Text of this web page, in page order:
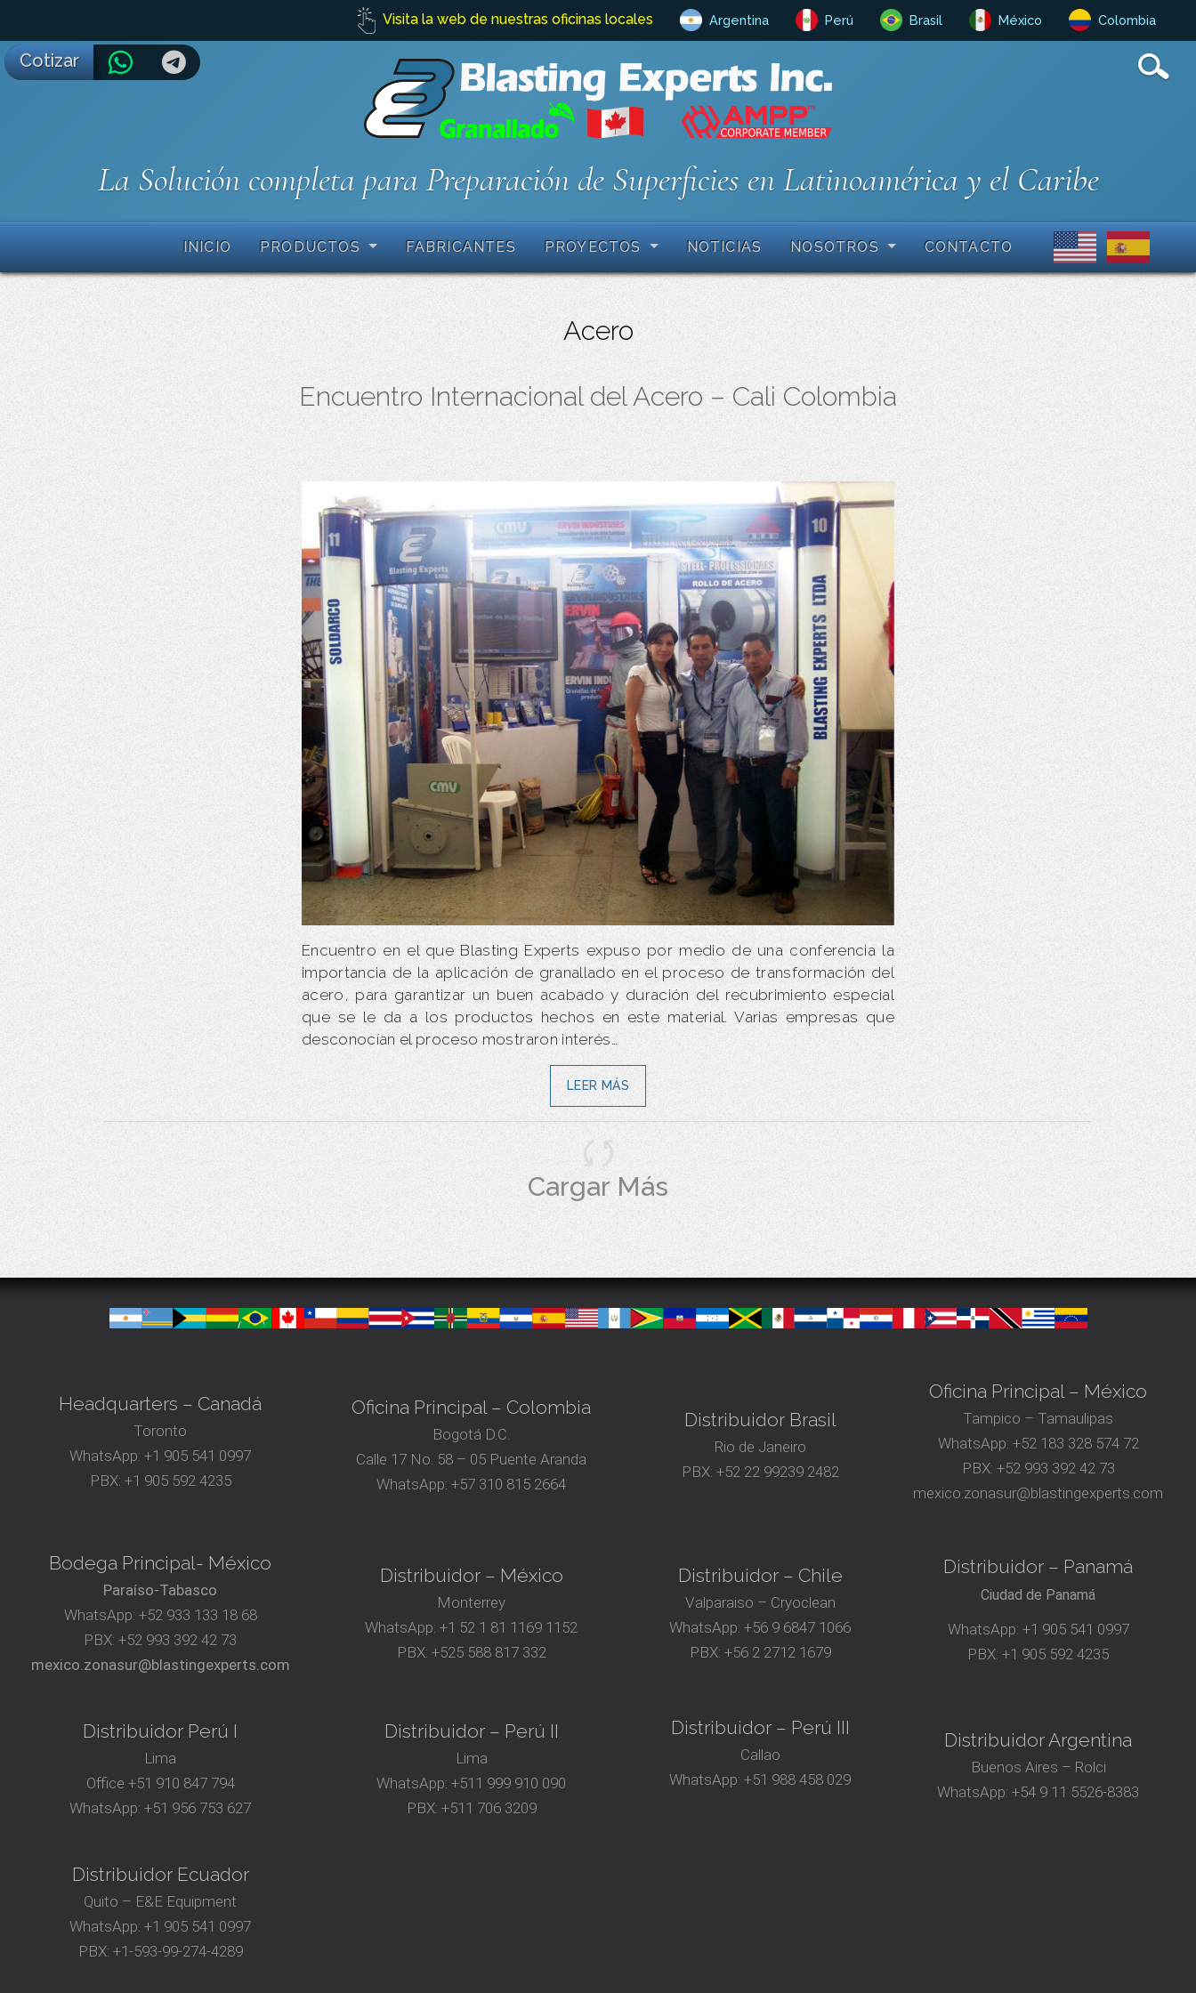
Visita la web de nuestras oficinas locales Argentina Perú Brasil México Colombia
La Solución completa para Preparación de Superficies en Latinoamérica y el Caribe
INICIO PRODUCTOS FABRICANTES PROYECTOS NOTICIAS NOSOTROS CONTACTO
Acero
Encuentro Internacional del Acero – Cali Colombia
Encuentro en el que Blasting Experts expuso por medio de una conferencia la
importancia de la aplicación de granallado en el proceso de transformación del
acero, para garantizar un buen acabado y duración del recubrimiento especial
que se le da a los productos hechos en este material. Varias empresas que
desconocían el proceso mostraron interés…
LEER MÁS
Cargar Más
Cotizar
Headquarters – Canadá
Toronto
WhatsApp: +1 905 541 0997
PBX: +1 905 592 4235
Oficina Principal – Colombia
Bogotá D.C.
Calle 17 No. 58 – 05 Puente Aranda
WhatsApp: +57 310 815 2664
Distribuidor Brasil
Rio de Janeiro
PBX: +52 22 99239 2482
Oficina Principal – México
Tampico – Tamaulipas
WhatsApp: +52 183 328 574 72
PBX: +52 993 392 42 73
mexico.zonasur@blastingexperts.com
Bodega Principal- México
Paraíso-Tabasco
WhatsApp: +52 933 133 18 68
PBX:+52 993 392 42 73
mexico.zonasur@blastingexperts.com
Distribuidor – México
Monterrey
WhatsApp: +1 52 1 81 1169 1152
PBX: +525 588 817 332
Distribuidor – Chile
Valparaiso – Cryoclean
WhatsApp: +56 9 6847 1066
PBX: +56 2 2712 1679
Distribuidor – Panamá
Ciudad de Panamá
WhatsApp: +1 905 541 0997
PBX:+1 905 592 4235
Distribuidor Perú I
Lima
Office +51 910 847 794‬
WhatsApp:+51 956 753 627
Distribuidor – Perú II
Lima
WhatsApp: +511 999 910 090
PBX: +511 706 3209
Distribuidor – Perú III
Callao
WhatsApp: +51 988 458 029
Distribuidor Argentina
Buenos Aires – Rolci
WhatsApp:+54 9 11 5526-8383
Distribuidor Ecuador
Quito – E&E Equipment
WhatsApp: +1 905 541 0997
PBX: +1-593-99-274-4289